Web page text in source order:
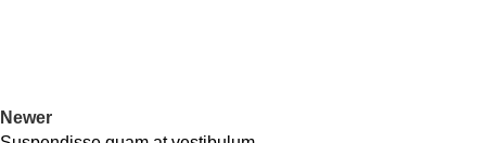
Newer